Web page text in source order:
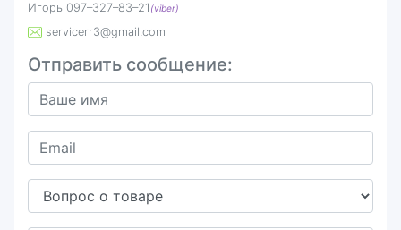
Игорь ‎097–327–83–21 (viber)
servicerr3@gmail.com
Отправить сообщение: